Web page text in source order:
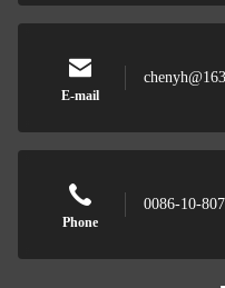
E-mail
Phone
0086-10-